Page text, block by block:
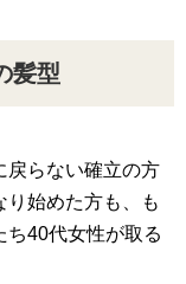
髪型
戻らない確立の方
り始めた方も、も
ち40代女性が取る